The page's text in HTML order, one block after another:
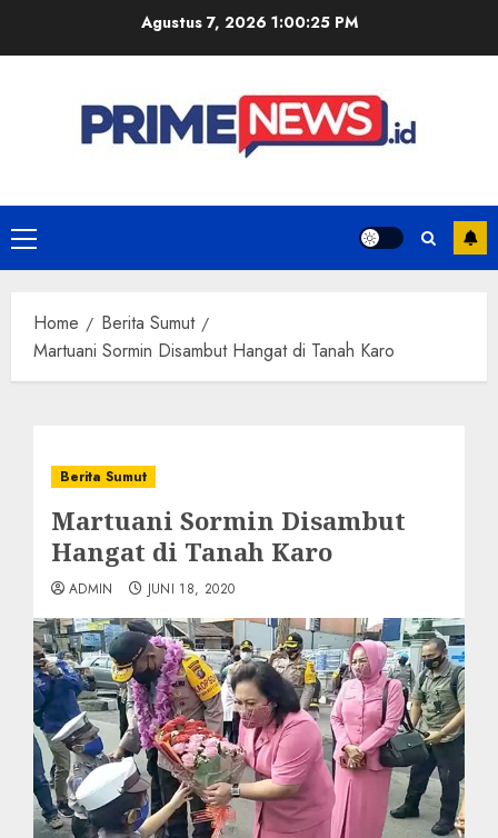
Agustus 7, 2026 1:00:25 PM
Primary
Menu
Home
Berita Sumut
Martuani Sormin Disambut Hangat di Tanah Karo
Berita Sumut
Martuani Sormin Disambut
Hangat di Tanah Karo
ADMIN JUNI 18, 2020